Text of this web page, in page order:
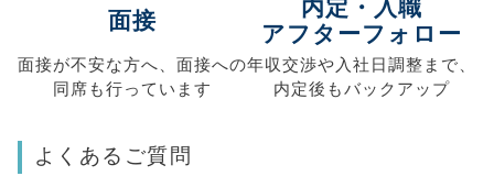
面接
面接が不安な方へ、 面接への
同席も行っています
内定・入職
アフターフォロー
年収交渉や入社日調整まで、
内定後もバックアップ
よくあるご質問